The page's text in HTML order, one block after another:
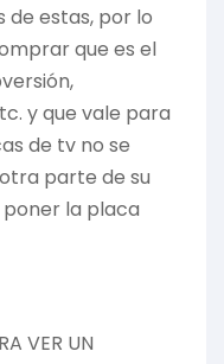
de estas, por lo
que es el
y que vale para
de tv no se
parte de su
la placa
VER UN